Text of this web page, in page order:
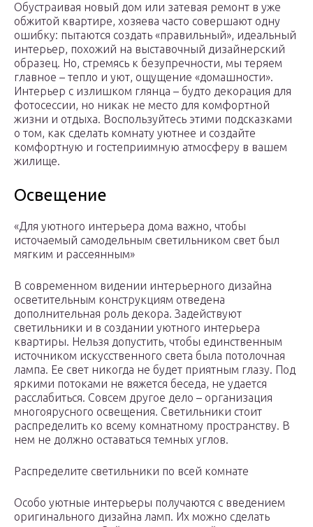
Обустраивая новый дом или затевая ремонт в уже
обжитой квартире, хозяева часто совершают одну
ошибку: пытаются создать «правильный», идеальный
интерьер, похожий на выставочный дизайнерский
образец. Но, стремясь к безупречности, мы теряем
главное – тепло и уют, ощущение «домашности».
Интерьер с излишком глянца – будто декорация для
фотосессии, но никак не место для комфортной
жизни и отдыха. Воспользуйтесь этими подсказками
о том, как сделать комнату уютнее и создайте
комфортную и гостеприимную атмосферу в вашем
жилище.
Освещение
«Для уютного интерьера дома важно, чтобы
источаемый самодельным светильником свет был
мягким и рассеянным»
В современном видении интерьерного дизайна
осветительным конструкциям отведена
дополнительная роль декора. Задействуют
светильники и в создании уютного интерьера
квартиры. Нельзя допустить, чтобы единственным
источником искусственного света была потолочная
лампа. Ее свет никогда не будет приятным глазу. Под
яркими потоками не вяжется беседа, не удается
расслабиться. Совсем другое дело – организация
многоярусного освещения. Светильники стоит
распределить ко всему комнатному пространству. В
нем не должно оставаться темных углов.
Распределите светильники по всей комнате
Особо уютные интерьеры получаются с введением
оригинального дизайна ламп. Их можно сделать